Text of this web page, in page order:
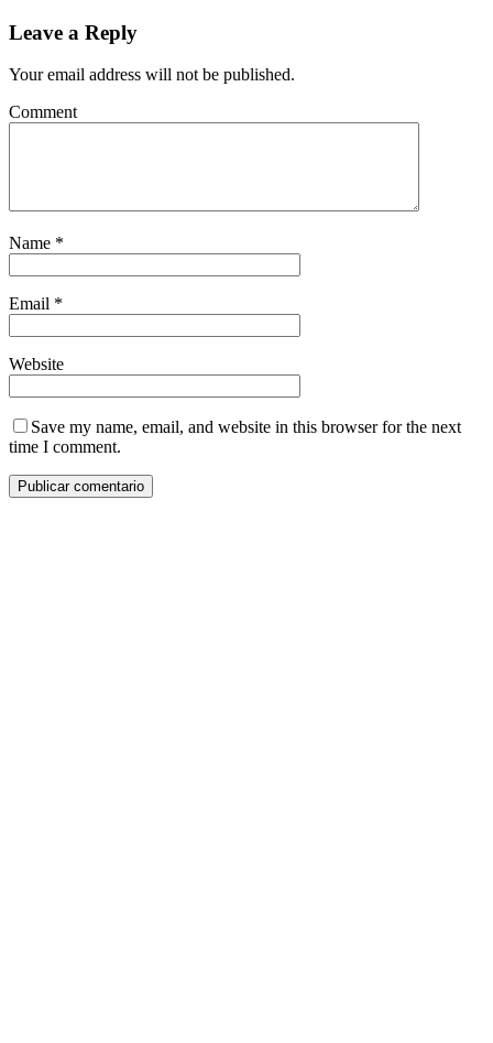
Leave a Reply
Your email address will not be published.
Comment
Name *
Email *
Website
Save my name, email, and website in this browser for the next
time I comment.